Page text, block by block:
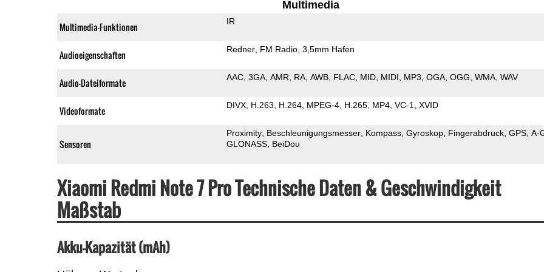
Multimedia
Multimedia-Funktionen IR
Audioeigenschaften Redner FM Radio 3,5mm Hafen
Audio-Dateiformate AAC 3GA AMR RA AWB FLAC MID MIDI MP3 OGA OGG WMA WAV
Videoformate DIVX H.263 H.264 MPEG-4 H.265 MP4 VC-1 XVID
Sensoren
Proximity Beschleunigungsmesser Kompass Gyroskop Fingerabdruck GPS A-
GLONASS BeiDou
Xiaomi Redmi Note 7 Pro Technische Daten & Geschwindigkeit
Maßstab
Akku-Kapazität (mAh)